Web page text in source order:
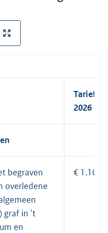
Tarief
2026
begraven
overledene
graf in 't
en
€ 1.100